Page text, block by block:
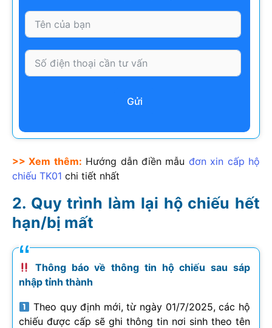
Gửi
>> Xem thêm: Hướng dẫn điền mẫu đơn xin cấp hộ
chiếu TK01 chi tiết nhất
Quy trình làm lại hộ chiếu hết
hạn/bị mất
Thông báo về thông tin hộ chiếu sau sáp
nhập tỉnh thành
Theo quy định mới, từ ngày 01/7/2025, các hộ
chiếu được cấp sẽ ghi thông tin nơi sinh theo tên